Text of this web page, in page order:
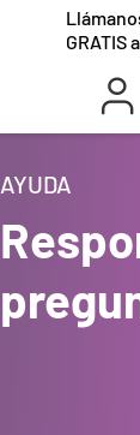
GRATIS
AYUDA